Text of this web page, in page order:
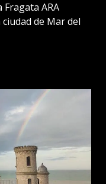
ARA
de Mar del